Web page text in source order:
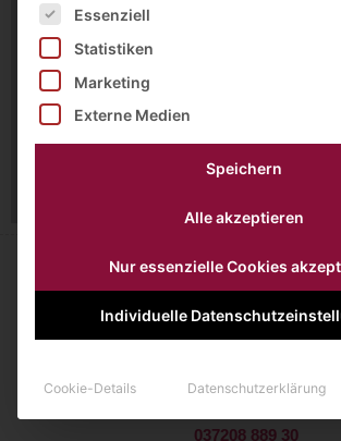
09244 Lichtenau
037208 889 30
Es folgt eine Liste der Service-
Essenziell
Statistiken
Marketing
Externe Medien
Speichern
Alle akzeptieren
Nur essenzielle Cookies
Individuelle
Cookie-Details Datenschutzerklärung